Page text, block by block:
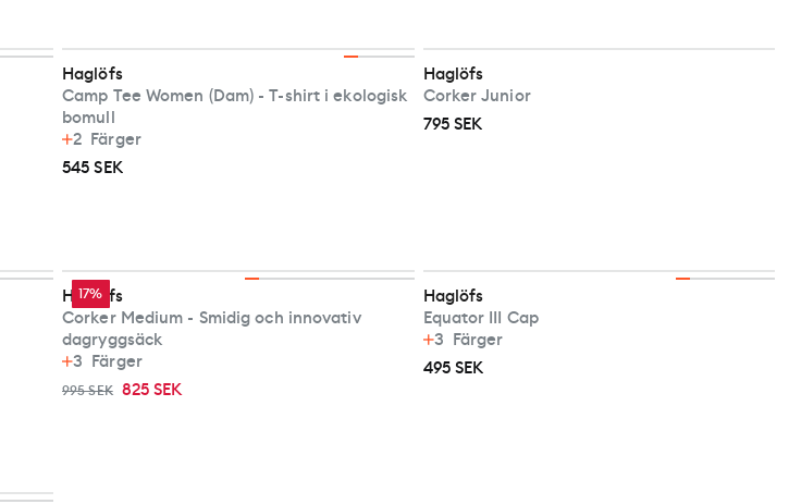
Haglöfs
Camp Tee Women (Dam) - T-shirt i ekologisk
bomull
2 Färger
545 SEK
Haglöfs
Corker Junior
795 SEK
17%
Haglöfs
Corker Medium - Smidig och innovativ
dagryggsäck
3 Färger
995 SEK 825 SEK
Haglöfs
Equator III Cap
3 Färger
495 SEK